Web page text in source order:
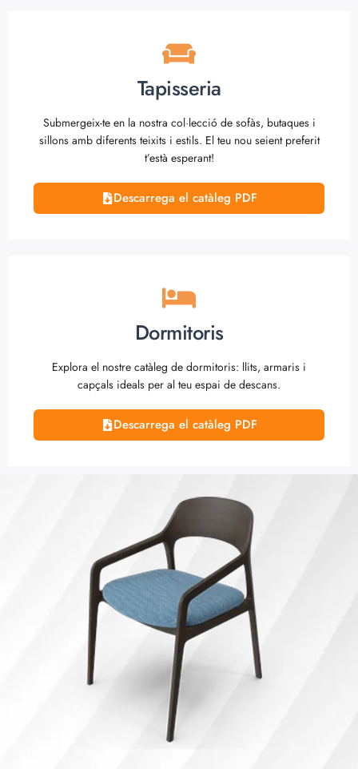
Tapisseria
Submergeix-te en la nostra col·lecció de sofàs, butaques i
sillons amb diferents teixits i estils. El teu nou seient preferit
t’està esperant!
Descarrega el catàleg PDF
Dormitoris
Explora el nostre catàleg de dormitoris: llits, armaris i
capçals ideals per al teu espai de descans.
Descarrega el catàleg PDF